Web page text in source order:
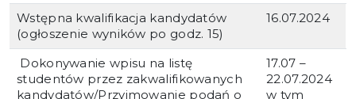
Wstępna kwalifikacja kandydatów
(ogłoszenie wyników po godz. 15)
16.07.2024
Dokonywanie wpisu na listę
studentów przez zakwalifikowanych
kandydatów/Przyjmowanie podań o
17.07 –
22.07.2024
w tym